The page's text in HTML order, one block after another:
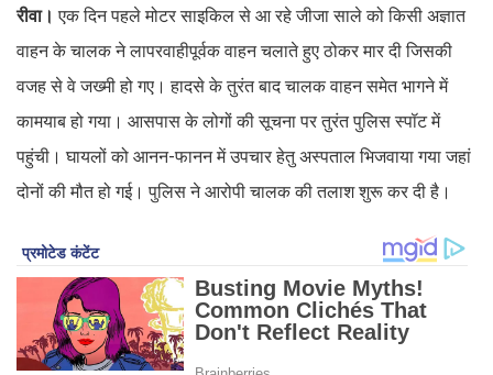
रीवा।एक दिन पहले मोटर साइकिल से आ रहे जीजा साले को किसी अज्ञात
वाहन के चालक ने लापरवाहीपूर्वक वाहन चलाते हुए ठोकर मार दी जिसकी
वजह से वे जख्मी हो गए। हादसे के तुरंत बाद चालक वाहन समेत भागने में
कामयाब हो गया। आसपास के लोगों की सूचना पर तुरंत पुलिस स्पॉट में
पहुंची। घायलों को आनन-फानन में उपचार हेतु अस्पताल भिजवाया गया जहां
दोनों की मौत हो गई। पुलिस ने आरोपी चालक की तलाश शुरू कर दी है।